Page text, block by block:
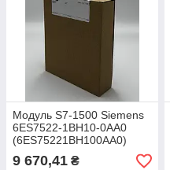
Модуль S7-1500 Siemens
6ES7522-1BH10-0AA0
(6ES75221BH100AA0)
9 670,41 ₴